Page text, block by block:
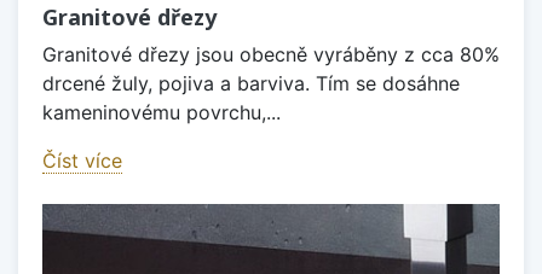
Granitové dřezy
Granitové dřezy jsou obecně vyráběny z cca 80%
drcené žuly, pojiva a barviva. Tím se dosáhne
kameninovému povrchu,...
Číst více